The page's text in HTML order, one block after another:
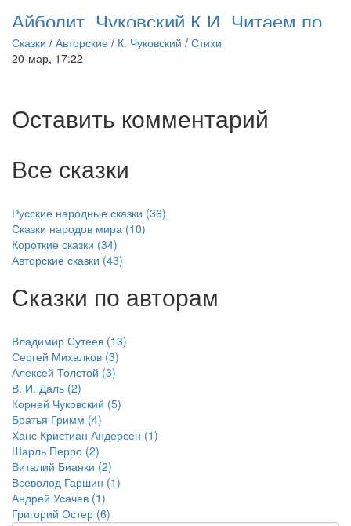
Айболит. Чуковский К.И. Читаем по
слогам
Сказки / Авторские / К. Чуковский / Стихи
20-мар, 17:22
Оставить комментарий
Все сказки
Русские народные сказки (36)
Сказки народов мира (10)
Короткие сказки (34)
Авторские сказки (43)
Сказки по авторам
Владимир Сутеев (13)
Сергей Михалков (3)
Алексей Толстой (3)
В. И. Даль (2)
Корней Чуковский (5)
Братья Гримм (4)
Ханс Кристиан Андерсен (1)
Шарль Перро (2)
Виталий Бианки (2)
Всеволод Гаршин (1)
Андрей Усачев (1)
Григорий Остер (6)